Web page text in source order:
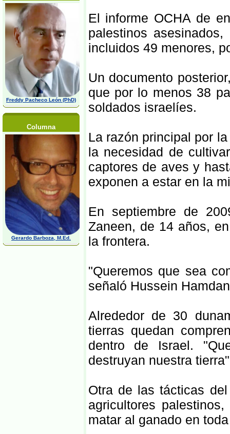
Freddy Pacheco León (PhD)
Columna
Gerardo Barboza, M.Ed.
El informe OCHA de
palestinos
incluidos 49 menores,
Un documento
que por lo menos 38
soldados israelíes.
La razón principal por
la necesidad de
captores de aves y
exponen a estar en la
En septiembre de
Zaneen, de 14 años,
la frontera.
"Queremos que sea
señaló Hussein
Alrededor de 30
tierras quedan
dentro de Israel.
destruyan nuestra
Otra de las tácticas
agricultores
matar al ganado en